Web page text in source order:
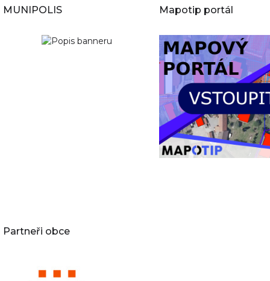
MUNIPOLIS Mapotip portál
Partneři obce